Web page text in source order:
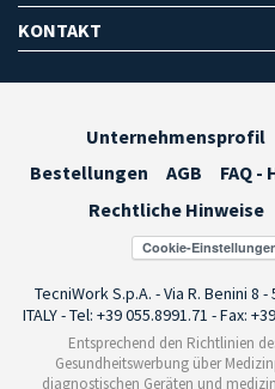
KONTAKT
Unternehmensprofil
Bestellungen
AGB FAQ -
Rechtliche Hinweise
Cookie-
TecniWork S.p.A. - Via R. Benini 8
ITALY - Tel: +39 055.8991.71 - Fax:
Entsprechend den Richtlinien
Gesundheitswerbung über
diagnostischen Geräten und